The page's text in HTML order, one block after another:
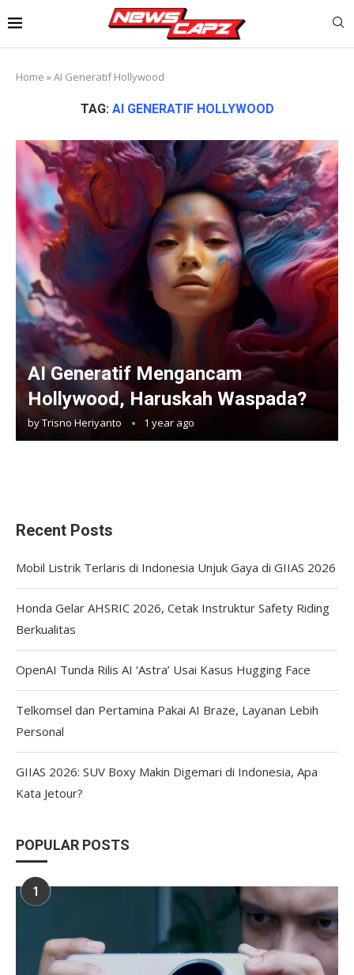
Home »AI Generatif Hollywood
TAG: AI GENERATIF HOLLYWOOD
AI Generatif Mengancam
Hollywood, Haruskah Waspada?
byTrisno Heriyanto 1 year ago
Recent Posts
Mobil Listrik Terlaris di Indonesia Unjuk Gaya di GIIAS 2026
Honda Gelar AHSRIC 2026, Cetak Instruktur Safety Riding
Berkualitas
OpenAI Tunda Rilis AI ‘Astra’ Usai Kasus Hugging Face
Telkomsel dan Pertamina Pakai AI Braze, Layanan Lebih
Personal
GIIAS 2026: SUV Boxy Makin Digemari di Indonesia, Apa
Kata Jetour?
POPULAR POSTS
1